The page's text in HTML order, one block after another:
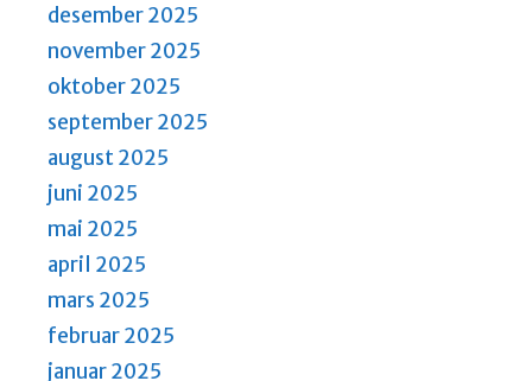
desember 2025
november 2025
oktober 2025
september 2025
august 2025
juni 2025
mai 2025
april 2025
mars 2025
februar 2025
januar 2025